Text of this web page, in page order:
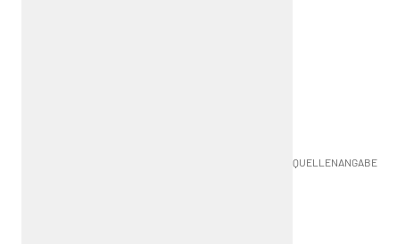
QUELLENANGABE